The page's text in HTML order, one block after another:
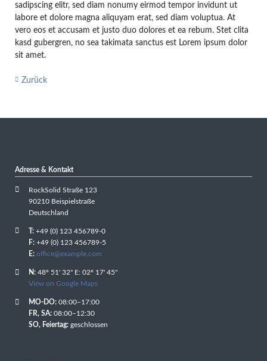
sadipscing elitr, sed diam nonumy eirmod tempor invidunt ut
labore et dolore magna aliquyam erat, sed diam voluptua. At
vero eos et accusam et justo duo dolores et ea rebum. Stet clita
kasd gubergren, no sea takimata sanctus est Lorem ipsum dolor
sit amet.
Zurück
Adresse & Kontakt
RockSolid Straße 123
90210 Beispielstraße
Deutschland
T:+49 (0) 123 456789-0
F:+49 (0) 123 456789-5
E: office@example.com
N:48º 51' 32" E: 02º 17' 45"
View on Google Maps
MO-DO:08:00–17:00
FR, SA:08:00–12:30
SO, Feiertag:geschlossen